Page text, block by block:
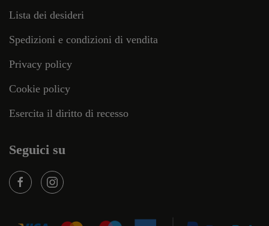
Lista dei desideri
Spedizioni e condizioni di vendita
Privacy policy
Cookie policy
Esercita il diritto di recesso
Seguici su